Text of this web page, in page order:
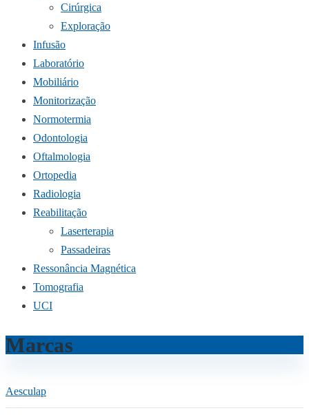
Cirúrgica
Exploração
Infusão
Laboratório
Mobiliário
Monitorização
Normotermia
Odontologia
Oftalmologia
Ortopedia
Radiologia
Reabilitação
Laserterapia
Passadeiras
Ressonância Magnética
Tomografia
UCI
Marcas
Aesculap